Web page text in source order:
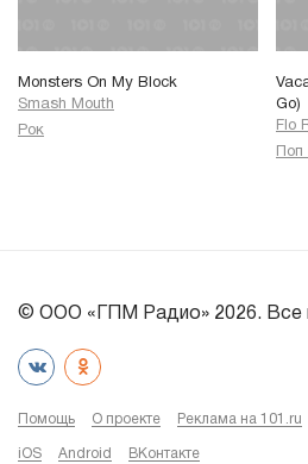
Monsters On My Block
Smash Mouth
Рок
Go)
Flo
© ООО «ГПМ Радио» 2026. Все
Помощь О проекте Реклама на 101.ru
iOS Android ВКонтакте